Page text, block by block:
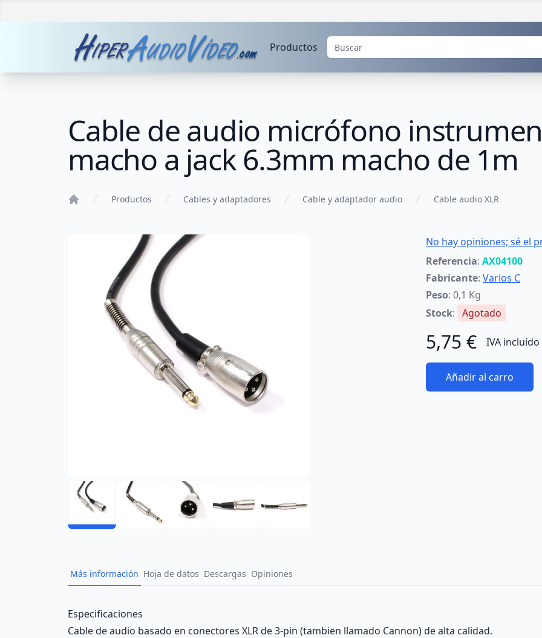
Productos
Cable de audio micrófono
macho a jack 6.3mm macho de 1m
Productos Cables y adaptadores Cable y adaptador audio Cable audio XLR
No hay opiniones; sé el
Referencia: AX04100
Fabricante: Varios C
Peso: 0,1 Kg
Stock: Agotado
5,75 € IVA incluído
Añadir al carro
Más información Hoja de datos Descargas Opiniones
Description
Especificaciones
Cable de audio basado en conectores XLR de 3-pin (tambien llamado Cannon) de alta calidad.